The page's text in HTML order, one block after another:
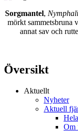
Sorgmantel,
mörkt sammetsbruna
annat sav och
Översikt
Aktuellt
Nyheter
Aktuell
Om